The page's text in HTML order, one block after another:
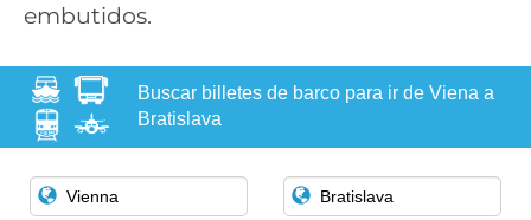
embutidos.
Buscar billetes de barco para ir de Viena a
Bratislava